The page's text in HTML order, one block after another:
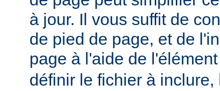
à jour. Il vous suffit de
de pied de page, et de
page à l'aide de
définir le fichier à